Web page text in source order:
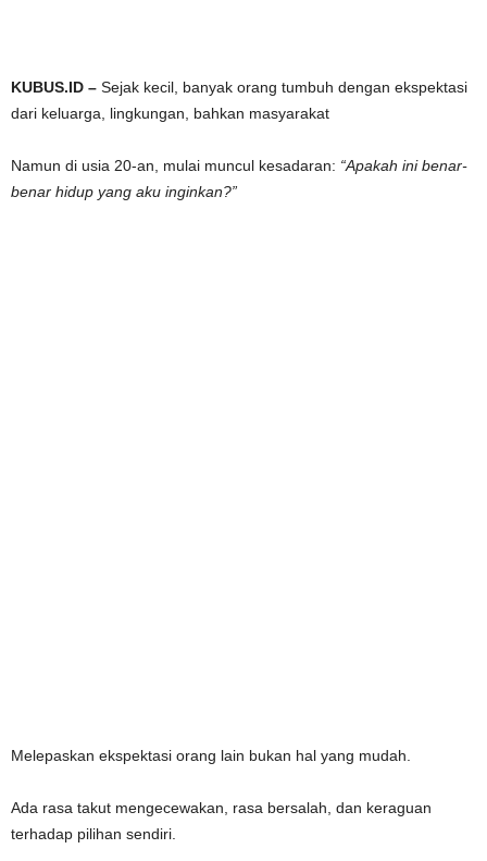
KUBUS.ID – Sejak kecil, banyak orang tumbuh dengan ekspektasi
dari keluarga, lingkungan, bahkan masyarakat
Namun di usia 20-an, mulai muncul kesadaran: “Apakah ini benar-
benar hidup yang aku inginkan?”
Melepaskan ekspektasi orang lain bukan hal yang mudah.
Ada rasa takut mengecewakan, rasa bersalah, dan keraguan
terhadap pilihan sendiri.